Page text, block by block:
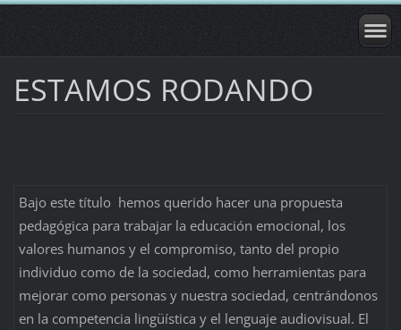
ESTAMOS RODANDO
Bajo este título hemos querido hacer una propuesta
pedagógica para trabajar la educación emocional, los
valores humanos y el compromiso, tanto del propio
individuo como de la sociedad, como herramientas para
mejorar como personas y nuestra sociedad, centrándonos
en la competencia lingüística y el lenguaje audiovisual. El